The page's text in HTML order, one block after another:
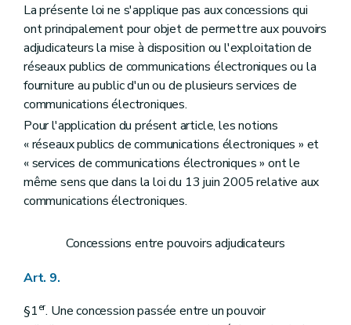
La présente loi ne s'applique pas aux concessions qui
ont principalement pour objet de permettre aux pouvoirs
adjudicateurs la mise à disposition ou l'exploitation de
réseaux publics de communications électroniques ou la
fourniture au public d'un ou de plusieurs services de
communications électroniques.
Pour l'application du présent article, les notions
« réseaux publics de communications électroniques » et
« services de communications électroniques » ont le
même sens que dans la loi du 13 juin 2005 relative aux
communications électroniques.
Concessions entre pouvoirs adjudicateurs
Art. 9.
§1er. Une concession passée entre un pouvoir